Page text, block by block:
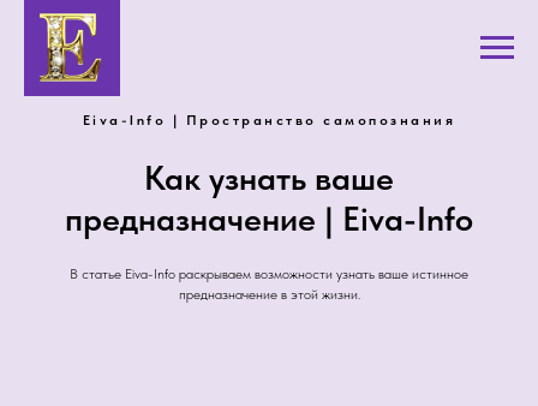
Eiva-Info | Пространство самопознания
Как узнать ваше
предназначение | Eiva-Info
В статье Eiva-Info раскрываем возможности узнать ваше истинное
предназначение в этой жизни.